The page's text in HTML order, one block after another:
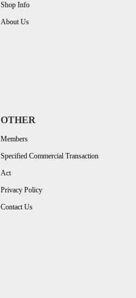
Shop Info
About Us
OTHER
Members
Specified Commercial Transaction
Act
Privacy Policy
Contact Us